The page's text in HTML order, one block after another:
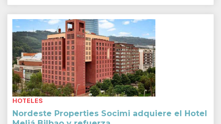
HOTELES
Nordeste Properties Socimi adquiere el Hotel